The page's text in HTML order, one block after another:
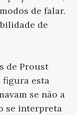
de falar.
de
de Proust
figura esta
se não a
se interpreta